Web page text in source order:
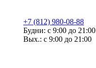
+7 (812) 980-08-88
Будни: с 9:00 до 21:00
Вых.: с 9:00 до 21:00